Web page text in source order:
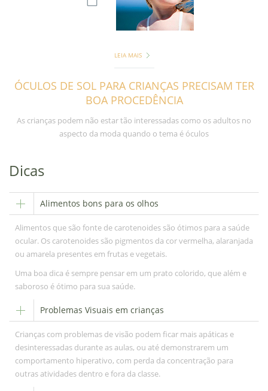
LEIA MAIS
ÓCULOS DE SOL PARA CRIANÇAS PRECISAM TER
BOA PROCEDÊNCIA
As crianças podem não estar tão interessadas como os adultos no
aspecto da moda quando o tema é óculos
Dicas
Alimentos bons para os olhos
Alimentos que são fonte de carotenoides são ótimos para a saúde
ocular. Os carotenoides são pigmentos da cor vermelha, alaranjada
ou amarela presentes em frutas e vegetais.
Uma boa dica é sempre pensar em um prato colorido, que além e
saboroso é ótimo para sua saúde.
Problemas Visuais em crianças
Crianças com problemas de visão podem ficar mais apáticas e
desinteressadas durante as aulas, ou até demonstrarem um
comportamento hiperativo, com perda da concentração para
outras atividades dentro e fora da classe.